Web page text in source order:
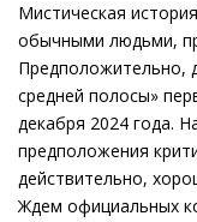
Мистическая
обычными людьми,
Предположительно,
средней полосы»
декабря 2024 года.
предположения
действительно,
Ждем официальных